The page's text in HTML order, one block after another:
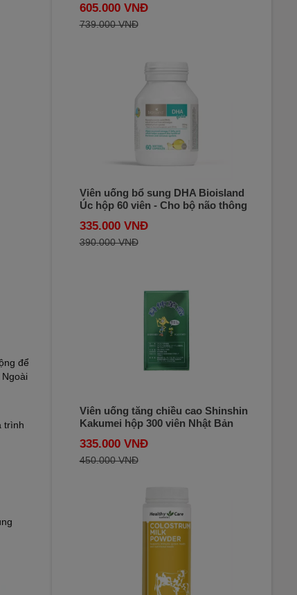
để
trình
605.000 VNĐ
739.000 VNĐ
Viên uống bổ sung DHA Bioisland
Úc hộp 60 viên - Cho bộ não thông
335.000 VNĐ
390.000 VNĐ
Viên uống tăng chiều cao Shinshin
Kakumei hộp 300 viên Nhật Bản
335.000 VNĐ
450.000 VNĐ